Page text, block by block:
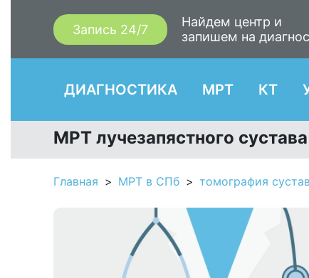
Запись 24/7
Найдем центр и
запишем на
ДИАГНОСТИКА МРТ КТ
МРТ лучезапястного
Главная МРТ в СПб томография